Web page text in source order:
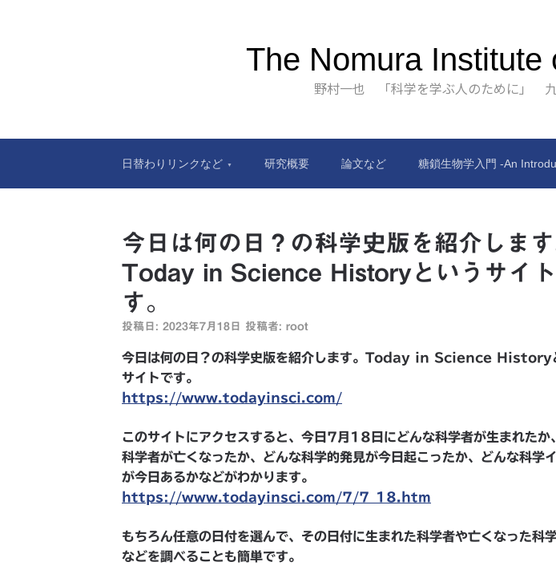
The Nomura Institute
野村一也 「科学を学ぶ人のために」
日替わりリンクなど 研究概要 論文など 糖鎖生物学入門 -An
今日は何の日？の科学史版を紹介します
Today in Science Historyというサイ
す。
投稿日: 2023年7月18日 投稿者: root
今日は何の日？の科学史版を紹介します。Today in Science History
サイトです。
https://www.todayinsci.com/
このサイトにアクセスすると、今日7月18日にどんな科学者が生まれたか
科学者が亡くなったか、どんな科学的発見が今日起こったか、どんな科学
が今日あるかなどがわかります。
https://www.todayinsci.com/7/7_18.htm
もちろん任意の日付を選んで、その日付に生まれた科学者や亡くなった科
などを調べることも簡単です。